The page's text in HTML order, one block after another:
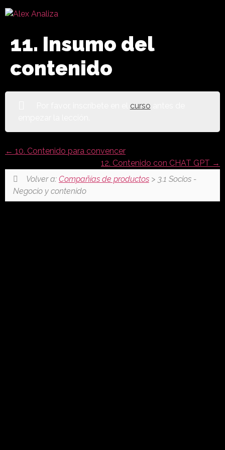
11. Insumo del
contenido
curso
10. Contenido para convencer
12. Contenido con CHAT GPT
Volver a: Compañías de productos> 3.1 Socios -
Negocio y contenido